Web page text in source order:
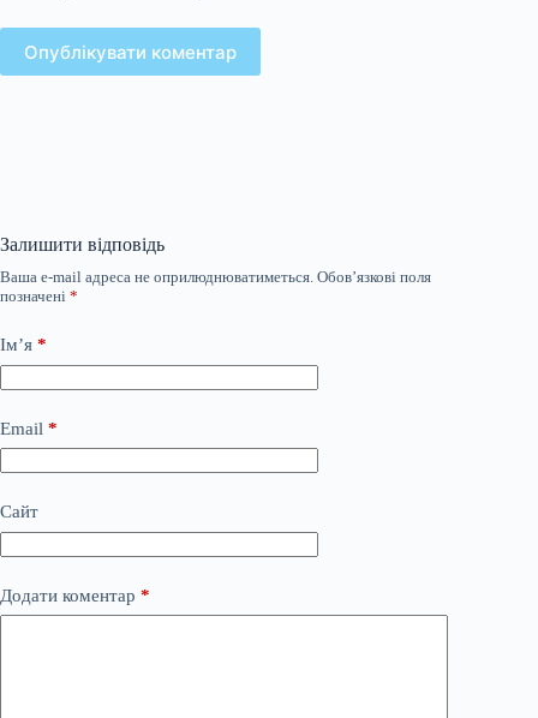
Опублікувати коментар
Залишити відповідь
Ваша e-mail адреса не оприлюднюватиметься. Обов’язкові поля
позначені *
Ім’я *
Email *
Сайт
Додати коментар *